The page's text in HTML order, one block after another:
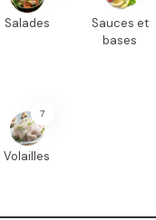
Salades
Sauces et
bases
7
Volailles